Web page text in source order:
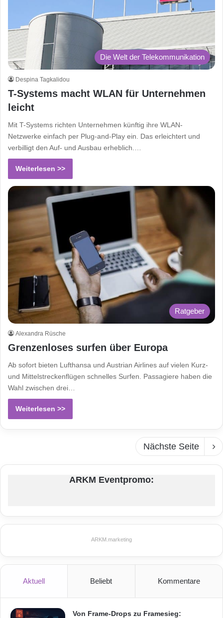
Die Welt der Telekommunikation
Despina Tagkalidou
T-Systems macht WLAN für Unternehmen
leicht
Mit T-Systems richten Unternehmen künftig ihre WLAN-
Netzwerke einfach per Plug-and-Play ein. Das erleichtert und
verbilligt den Auf- und Ausbau erheblich.…
Weiterlesen >>
Ratgeber
Alexandra Rüsche
Grenzenloses surfen über Europa
Ab sofort bieten Lufthansa und Austrian Airlines auf vielen Kurz-
und Mittelstrecken­flügen schnelles Surfen. Passagiere haben die
Wahl zwischen drei…
Weiterlesen >>
Nächste Seite
ARKM Eventpromo:
ARKM.marketing
Aktuell Beliebt Kommentare
Von Frame-Drops zu Framesieg: